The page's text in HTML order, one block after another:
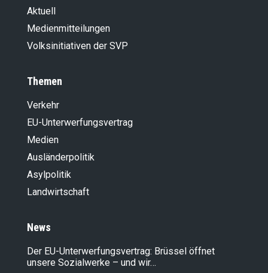
Aktuell
Medienmitteilungen
Volksinitiativen der SVP
Themen
Verkehr
EU-Unterwerfungsvertrag
Medien
Ausländer­politik
Asylpolitik
Landwirt­schaft
News
Der EU-Unterwerfungsvertrag: Brüssel öffnet
unsere Sozialwerke – und wir…